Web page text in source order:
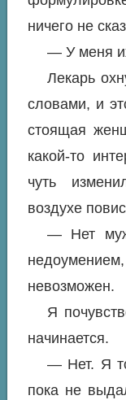
ничего не
— У меня
Лекарь
словами, и
стоящая
какой-то
чуть
воздухе
— Нет
невозможен.
Я
начинается.
— Нет. Я
пока не